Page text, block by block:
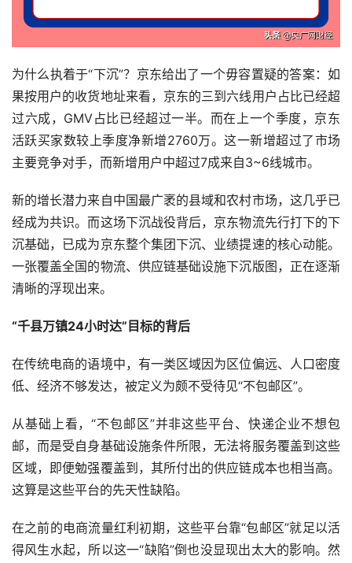
为什么执着于“下沉”？京东给出了一个毋容置疑的答案：如
果按用户的收货地址来看，京东的三到六线用户占比已经超
过六成，GMV占比已经超过一半。而在上一个季度，京东
活跃买家数较上季度净新增2760万。这一新增超过了市场
主要竞争对手，而新增用户中超过7成来自3~6线城市。
新的增长潜力来自中国最广袤的县域和农村市场，这几乎已
经成为共识。而这场下沉战役背后，京东物流先行打下的下
沉基础，已成为京东整个集团下沉、业绩提速的核心动能。
一张覆盖全国的物流、供应链基础设施下沉版图，正在逐渐
清晰的浮现出来。
“千县万镇24小时达”目标的背后
在传统电商的语境中，有一类区域因为区位偏远、人口密度
低、经济不够发达，被定义为颇不受待见“不包邮区”。
从基础上看，“不包邮区”并非这些平台、快递企业不想包
邮，而是受自身基础设施条件所限，无法将服务覆盖到这些
区域，即便勉强覆盖到，其所付出的供应链成本也相当高。
这算是这些平台的先天性缺陷。
在之前的电商流量红利初期，这些平台靠“包邮区”就足以活
得风生水起，所以这一“缺陷”倒也没显现出太大的影响。然